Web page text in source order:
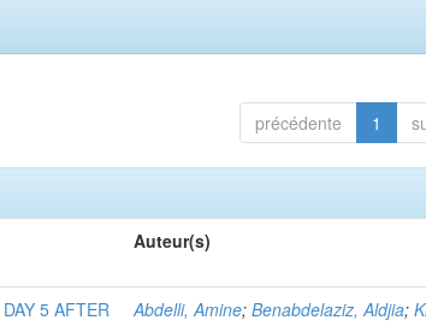
précédente 1
Auteur(s)
5 AFTER
Abdelli, Amine;Benabdelaziz, Aldjia;